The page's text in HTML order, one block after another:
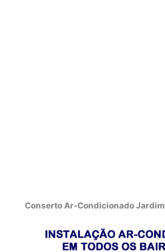
Conserto Ar-Condicionado Jardim